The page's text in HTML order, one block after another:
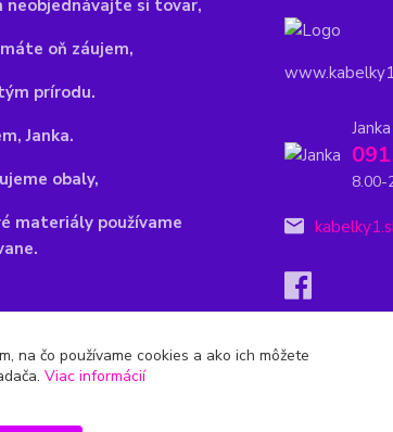
neobjednávajte si tovar,
oň záujem,
prírodu.
Janka.
obaly,
materiály používame
Janka
8.00-
na čo používame cookies a ako ich môžete
Viac informácií